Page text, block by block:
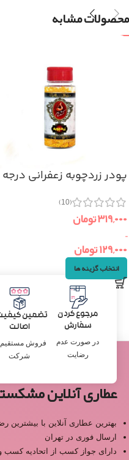
محصولات مشابه
پودر زردچوبه زعفرانی درجه
(10)
۳۱۹,۰۰۰تومان
–
۱۲۹,۰۰۰تومان
انتخاب گزینه ها
مرجوع کردن
سفارش
در صورت عدم
رضایت
تضمین
اصالت
فروش مستقیم
شرکت
عطاری آنلاین
بهترین عطاری آنلاین با بیشترین
ارسال فوری در تهران
دارای جواز کسب از اتحادیه کسب